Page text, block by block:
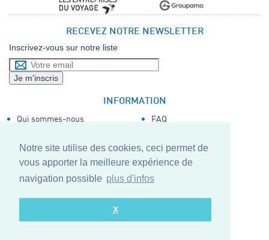
Notre site utilise des cookies, ceci permet de
vous apporter la meilleure expérience de
navigation possible plus d'infos
X
RECEVEZ NOTRE NEWSLETTER
Inscrivez-vous sur notre liste
INFORMATION
Qui sommes-nous
CGV /
CPV
Voyager avec DM
FAQ
Nos partenaires
Avis clients
SUIVEZ-NOUS